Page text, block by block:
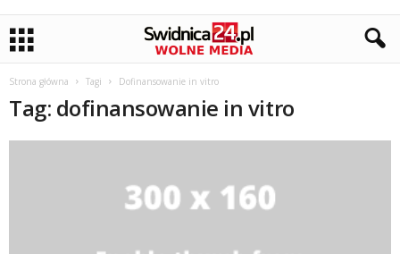
Strona główna Tagi Dofinansowanie in vitro
Tag: dofinansowanie in vitro